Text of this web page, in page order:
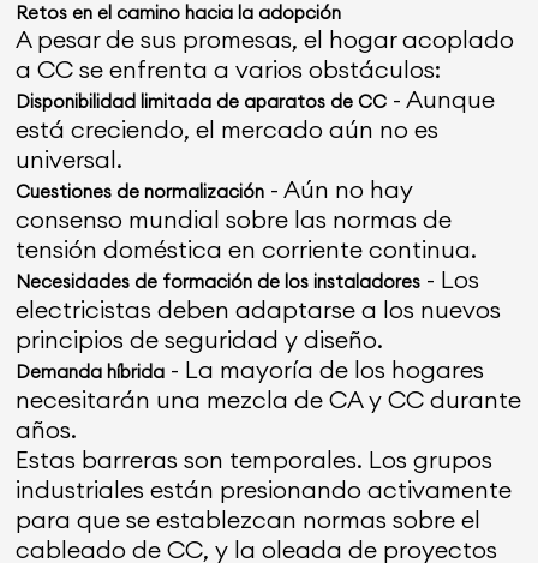
Retos en el camino hacia la adopción
A pesar de sus promesas, el hogar acoplado
a CC se enfrenta a varios obstáculos:
Disponibilidad limitada de aparatos de CC - Aunque
está creciendo, el mercado aún no es
universal.
Cuestiones de normalización - Aún no hay
consenso mundial sobre las normas de
tensión doméstica en corriente continua.
Necesidades de formación de los instaladores - Los
electricistas deben adaptarse a los nuevos
principios de seguridad y diseño.
Demanda híbrida - La mayoría de los hogares
necesitarán una mezcla de CA y CC durante
años.
Estas barreras son temporales. Los grupos
industriales están presionando activamente
para que se establezcan normas sobre el
cableado de CC, y la oleada de proyectos